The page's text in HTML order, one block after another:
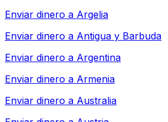
Enviar dinero a Argelia
Enviar dinero a Antigua y Barbuda
Enviar dinero a Argentina
Enviar dinero a Armenia
Enviar dinero a Australia